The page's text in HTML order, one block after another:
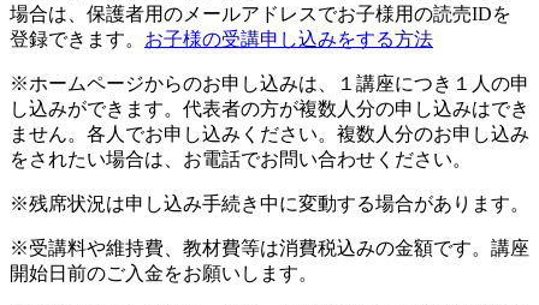
場合は、保護者用のメールアドレスでお子様用の読売IDを
登録できます。 お子様の受講申し込みをする方法
※ホームページからのお申し込みは、１講座につき１人の申
し込みができます。代表者の方が複数人分の申し込みはでき
ません。各人でお申し込みください。複数人分のお申し込み
をされたい場合は、お電話でお問い合わせください。
※残席状況は申し込み手続き中に変動する場合があります。
※受講料や維持費、教材費等は消費税込みの金額です。講座
開始日前のご入金をお願いします。